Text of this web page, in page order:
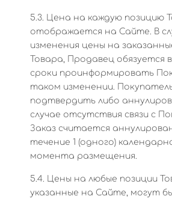
5.3. Цена на каждую позицию
отображается на Сайте. В
изменения цены на
Товара, Продавец обязуется
сроки проинформировать
таком изменении.
подтвердить либо
случае отсутствия связи с
Заказ считается
течение 1 (одного)
момента размещения.
5.4. Цены на любые позиции
указанные на Сайте, могут